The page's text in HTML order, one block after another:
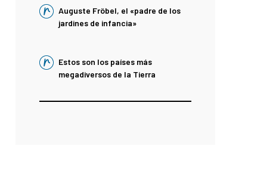
Auguste Fröbel, el «padre de los
jardines de infancia»
Estos son los países más
megadiversos de la Tierra